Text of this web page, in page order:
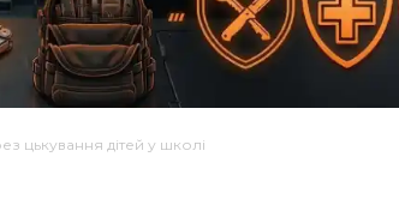
Рівне
цькування дітей у школі